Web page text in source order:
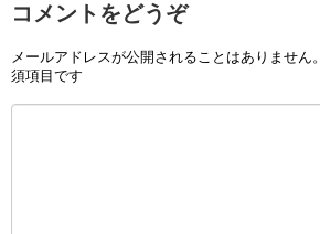
コメントをどうぞ
メールアドレスが公開されることはありません。
須項目です